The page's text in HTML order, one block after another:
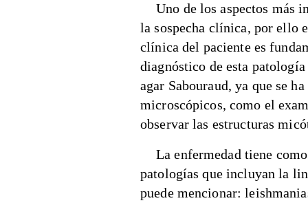
Uno de los aspectos más
la sospecha clínica, por ello
clínica del paciente es
diagnóstico de esta
agar Sabouraud, ya que se
microscópicos, como el
observar las estructuras
La enfermedad tiene
patologías que incluyan la
puede mencionar: